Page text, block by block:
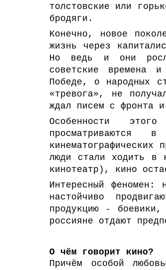
толстовские или
бродяги.
Конечно, новое
жизнь через
Но ведь и они
советские времена
Победе, о народных
«тревога», не
ждал писем с фронта
Особенности
просматриваются
люди стали ходить в
кинотеатр), кино
Интересный феномен:
настойчиво
продукцию -
россияне отдают
О чём говорит кино?
Причём особой